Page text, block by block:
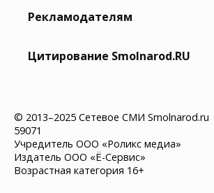
Рекламодателям
Цитирование Smolnarod.RU
© 2013–2025 Сетевое СМИ
59071
Учредитель ООО «Роликс медиа»
Издатель ООО «Ё-Сервис»
Возрастная категория 16+